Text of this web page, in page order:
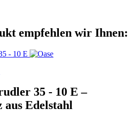
empfehlen wir Ihnen:
35 - 10 E –
aus Edelstahl